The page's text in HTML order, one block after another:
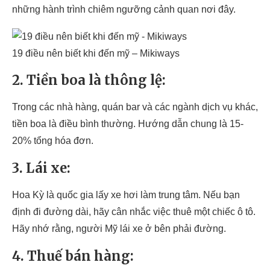
những hành trình chiêm ngưỡng cảnh quan nơi đây.
19 điều nên biết khi đến mỹ – Mikiways
2. Tiền boa là thông lệ:
Trong các nhà hàng, quán bar và các ngành dịch vụ khác,
tiền boa là điều bình thường. Hướng dẫn chung là 15-
20% tổng hóa đơn.
3. Lái xe:
Hoa Kỳ là quốc gia lấy xe hơi làm trung tâm. Nếu bạn
định đi đường dài, hãy cân nhắc việc thuê một chiếc ô tô.
Hãy nhớ rằng, người Mỹ lái xe ở bên phải đường.
4. Thuế bán hàng: